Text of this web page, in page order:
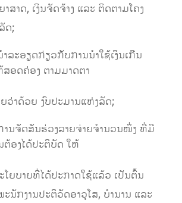
ສາດ, ເງິນຈັດຈ້າງ ແລະ ຕິດຕາມໂຄງ
ດ;
ລະອຽດກ່ຽວກັບການນຳໃຊ້ເງິນເກີນ
ອດຄ່ອງ ຕາມມາດຕາ
ວ່າດ້ວຍ ງົບປະມານແຫ່ງລັດ;
ນຈັດສັນຮ່ວງລາຍຈ່າຍຈໍານວນໜຶ່ງ ທີ່ມີ
ຕ້ອງໄດ້ປະຕິບັດ ໃຫ້
ຍບາຍທີ່ໄດ້ປະກາດໃຊ້ແລ້ວ ເປັນຕົ້ນ
ນັກງານປະຕິວັດອາວຸໂສ, ບຳນານ ແລະ